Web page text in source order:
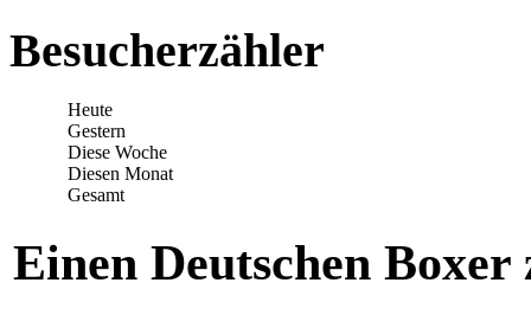
Besucherzähler
Heute
Gestern
Diese Woche
Diesen Monat
Gesamt
Einen Deutschen Boxer